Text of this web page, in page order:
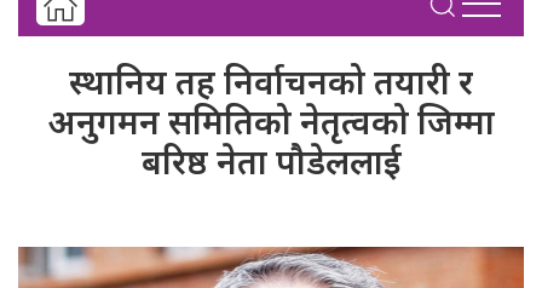
स्थानिय तह निर्वाचनको तयारी र
अनुगमन समितिको नेतृत्वको जिम्मा
बरिष्ठ नेता पौडेललाई